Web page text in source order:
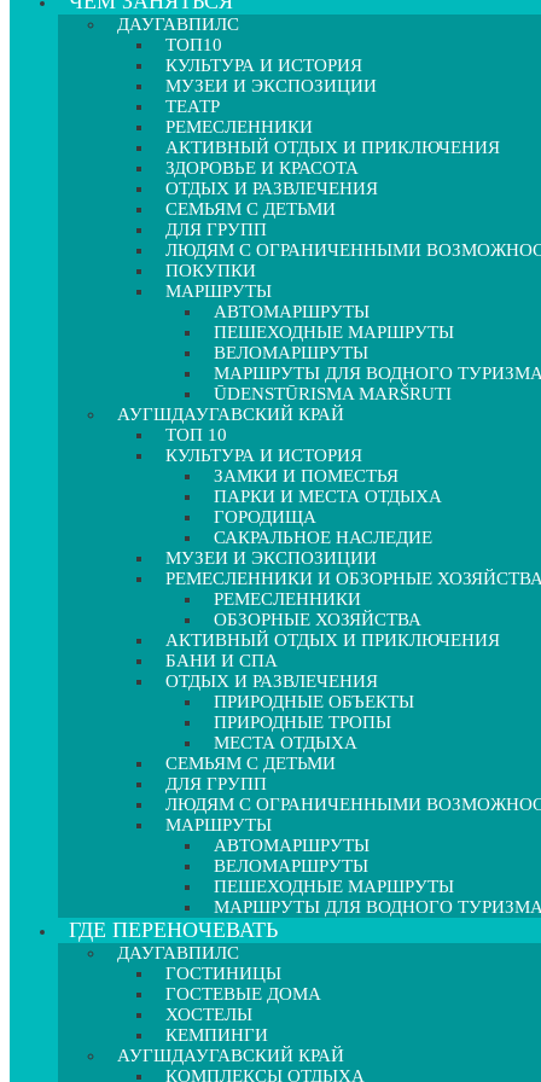
ДАУГАВПИЛС
ТОП10
КУЛЬТУРА И ИСТОРИЯ
МУЗЕИ И ЭКСПОЗИЦИИ
ТЕАТР
РЕМЕСЛЕННИКИ
АКТИВНЫЙ ОТДЫХ И ПРИКЛЮЧЕНИЯ
ЗДОРОВЬЕ И КРАСОТА
ОТДЫХ И РАЗВЛЕЧЕНИЯ
СЕМЬЯМ С ДЕТЬМИ
ДЛЯ ГРУПП
ЛЮДЯМ С ОГРАНИЧЕННЫМИ
ПОКУПКИ
МАРШРУТЫ
АВТОМАРШРУТЫ
ПЕШЕХОДНЫЕ МАРШРУТЫ
ВЕЛОМАРШРУТЫ
МАРШРУТЫ ДЛЯ ВОДНОГО ТУРИЗМА
ŪDENSTŪRISMA MARŠRUTI
АУГШДАУГАВСКИЙ КРАЙ
ТОП 10
КУЛЬТУРА И ИСТОРИЯ
ЗАМКИ И ПОМЕСТЬЯ
ПАРКИ И МЕСТА ОТДЫХА
ГОРОДИЩА
САКРАЛЬНОЕ НАСЛЕДИЕ
МУЗЕИ И ЭКСПОЗИЦИИ
РЕМЕСЛЕННИКИ И ОБЗОРНЫЕ ХОЗЯЙСТВА
РЕМЕСЛЕННИКИ
ОБЗОРНЫЕ ХОЗЯЙСТВА
АКТИВНЫЙ ОТДЫХ И ПРИКЛЮЧЕНИЯ
БАНИ И СПА
ОТДЫХ И РАЗВЛЕЧЕНИЯ
ПРИРОДНЫЕ ОБЪЕКТЫ
ПРИРОДНЫЕ ТРОПЫ
МЕСТА ОТДЫХА
СЕМЬЯМ С ДЕТЬМИ
ДЛЯ ГРУПП
ЛЮДЯМ С ОГРАНИЧЕННЫМИ
МАРШРУТЫ
АВТОМАРШРУТЫ
ВЕЛОМАРШРУТЫ
ПЕШЕХОДНЫЕ МАРШРУТЫ
МАРШРУТЫ ДЛЯ ВОДНОГО ТУРИЗМА
ГДЕ ПЕРЕНОЧЕВАТЬ
ДАУГАВПИЛС
ГОСТИНИЦЫ
ГОСТЕВЫЕ ДОМА
ХОСТЕЛЫ
КЕМПИНГИ
АУГШДАУГАВСКИЙ КРАЙ
КОМПЛЕКСЫ ОТДЫХА